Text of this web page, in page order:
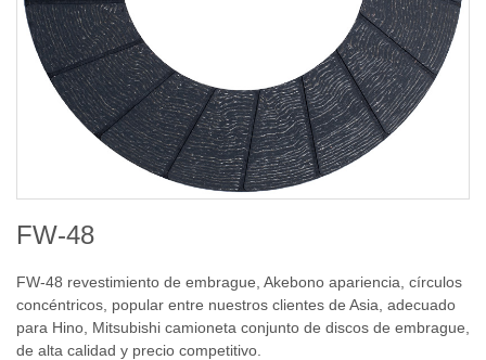
FW-48
FW-48 revestimiento de embrague, Akebono apariencia, círculos
concéntricos, popular entre nuestros clientes de Asia, adecuado
para Hino, Mitsubishi camioneta conjunto de discos de embrague,
de alta calidad y precio competitivo